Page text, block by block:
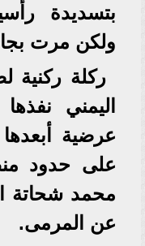
بتسديدة
ولكن مرت
ركلة ركنية
اليمني
عرضية
على حدود
محمد شحاتة
عن المرمى.